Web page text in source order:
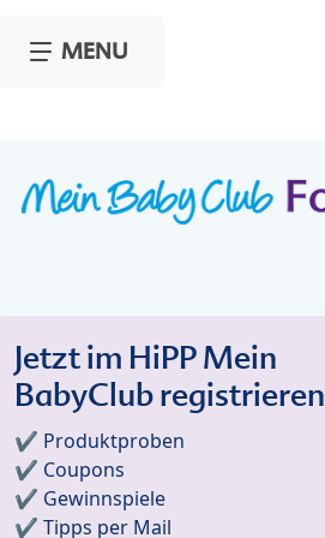
MENU
Jetzt im HiPP Mein
BabyClub registrieren
✔️ Produktproben
✔️ Coupons
✔️ Gewinnspiele
✔️ Tipps per Mail